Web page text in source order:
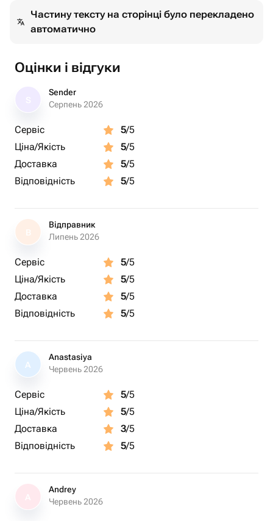
Частину тексту на сторінці було перекладено
автоматично
Оцінки і відгуки
Sender
Серпень 2026
Сервіс 5/5
Ціна/Якість
5/5
Доставка
5/5
Відповідність
5/5
В
Відправник
Липень 2026
Сервіс 5/5
Ціна/Якість
5/5
Доставка
5/5
Відповідність
5/5
A
Anastasiya
Червень 2026
Сервіс 5/5
Ціна/Якість
5/5
Доставка
3/5
Відповідність
5/5
Andrey
Червень 2026